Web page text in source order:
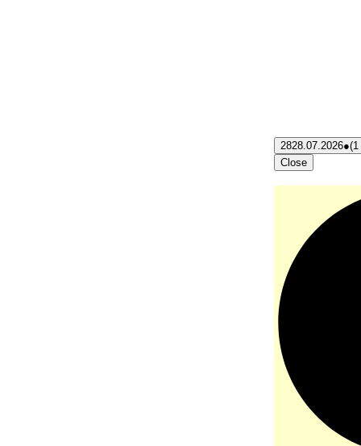
2828.07.2026●(1
Close